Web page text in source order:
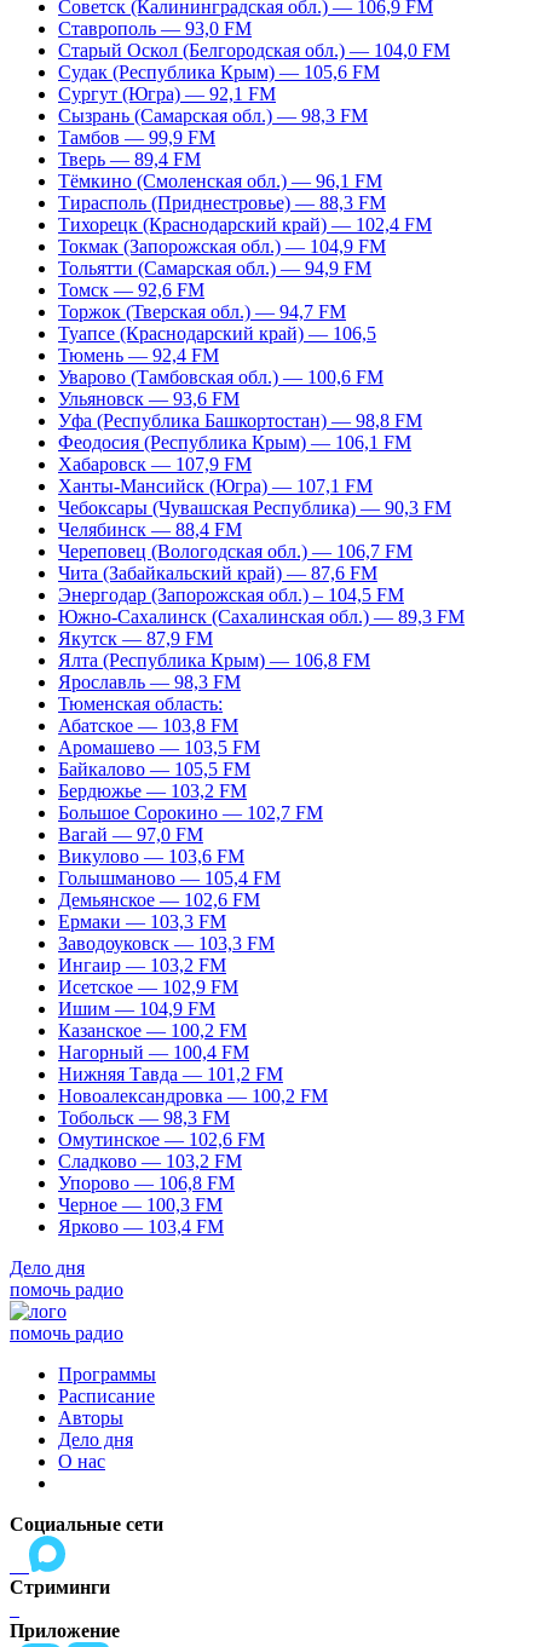
Советск (Калининградская обл.) — 106,9 FM
Ставрополь — 93,0 FM
Старый Оскол (Белгородская обл.) — 104,0 FM
Судак (Республика Крым) — 105,6 FM
Сургут (Югра) — 92,1 FM
Сызрань (Самарская обл.) — 98,3 FM
Тамбов — 99,9 FM
Тверь — 89,4 FM
Тёмкино (Смоленская обл.) — 96,1 FM
Тирасполь (Приднестровье) — 88,3 FM
Тихорецк (Краснодарский край) — 102,4 FM
Токмак (Запорожская обл.) — 104,9 FM
Тольятти (Самарская обл.) — 94,9 FM
Томск — 92,6 FM
Торжок (Тверская обл.) — 94,7 FM
Туапсе (Краснодарский край) — 106,5
Тюмень — 92,4 FM
Уварово (Тамбовская обл.) — 100,6 FM
Ульяновск — 93,6 FM
Уфа (Республика Башкортостан) — 98,8 FM
Феодосия (Республика Крым) — 106,1 FM
Хабаровск — 107,9 FM
Ханты-Мансийск (Югра) — 107,1 FM
Чебоксары (Чувашская Республика) — 90,3 FM
Челябинск — 88,4 FM
Череповец (Вологодская обл.) — 106,7 FM
Чита (Забайкальский край) — 87,6 FM
Энергодар (Запорожская обл.) – 104,5 FM
Южно-Сахалинск (Сахалинская обл.) — 89,3 FM
Якутск — 87,9 FM
Ялта (Республика Крым) — 106,8 FM
Ярославль — 98,3 FM
Тюменская область:
Абатское — 103,8 FM
Аромашево — 103,5 FM
Байкалово — 105,5 FM
Бердюжье — 103,2 FM
Большое Сорокино — 102,7 FM
Вагай — 97,0 FM
Викулово — 103,6 FM
Голышманово — 105,4 FM
Демьянское — 102,6 FM
Ермаки — 103,3 FM
Заводоуковск — 103,3 FM
Ингаир — 103,2 FM
Исетское — 102,9 FM
Ишим — 104,9 FM
Казанское — 100,2 FM
Нагорный — 100,4 FM
Нижняя Тавда — 101,2 FM
Новоалександровка — 100,2 FM
Тобольск — 98,3 FM
Омутинское — 102,6 FM
Сладково — 103,2 FM
Упорово — 106,8 FM
Черное — 100,3 FM
Ярково — 103,4 FM
Дело дня
помочь радио
помочь радио
Программы
Расписание
Авторы
Дело дня
О нас
Социальные сети
Стриминги
Приложение